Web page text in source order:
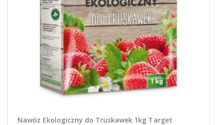
Nawóz Ekologiczny do Truskawek 1kg Target